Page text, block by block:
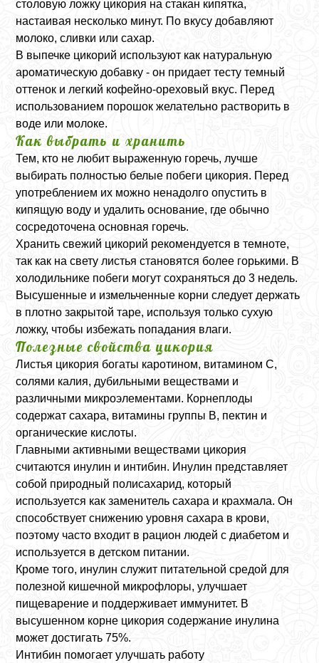
столовую ложку цикория на стакан кипятка,
настаивая несколько минут. По вкусу добавляют
молоко, сливки или сахар.
В выпечке цикорий используют как натуральную
ароматическую добавку - он придает тесту темный
оттенок и легкий кофейно-ореховый вкус. Перед
использованием порошок желательно растворить в
воде или молоке.
Как выбрать и хранить
Тем, кто не любит выраженную горечь, лучше
выбирать полностью белые побеги цикория. Перед
употреблением их можно ненадолго опустить в
кипящую воду и удалить основание, где обычно
сосредоточена основная горечь.
Хранить свежий цикорий рекомендуется в темноте,
так как на свету листья становятся более горькими. В
холодильнике побеги могут сохраняться до 3 недель.
Высушенные и измельченные корни следует держать
в плотно закрытой таре, используя только сухую
ложку, чтобы избежать попадания влаги.
Полезные свойства цикория
Листья цикория богаты каротином, витамином C,
солями калия, дубильными веществами и
различными микроэлементами. Корнеплоды
содержат сахара, витамины группы B, пектин и
органические кислоты.
Главными активными веществами цикория
считаются инулин и интибин. Инулин представляет
собой природный полисахарид, который
используется как заменитель сахара и крахмала. Он
способствует снижению уровня сахара в крови,
поэтому часто входит в рацион людей с диабетом и
используется в детском питании.
Кроме того, инулин служит питательной средой для
полезной кишечной микрофлоры, улучшает
пищеварение и поддерживает иммунитет. В
высушенном корне цикория содержание инулина
может достигать 75%.
Интибин помогает улучшать работу